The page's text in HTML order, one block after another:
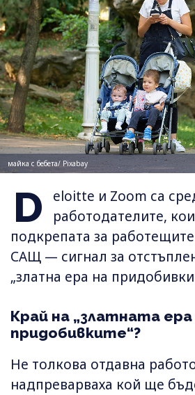
майка с бебета/ Pixabay
D
eloitte и Zoom са
работодателите,
подкрепата за
САЩ — сигнал за
„златна ера на
Край на „златната ера
придобивките“?
Не толкова отдавна
надпреварваха кой ще